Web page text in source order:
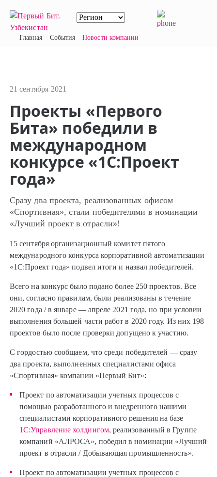
Главная События Новости компании
21 сентября 2021
Проекты «Первого
Бита» победили в
международном
конкурсе «1С:Проект
года»
Сразу два проекта, реализованных офисом
«Спортивная», стали победителями в номинации
«Лучший проект в отрасли»!
15 сентября организационный комитет пятого
международного конкурса корпоративной автоматизации
«1C:Проект года» подвел итоги и назвал победителей.
Всего на конкурс было подано более 250 проектов. Все
они, согласно правилам, были реализованы в течение
2020 года / в январе — апреле 2021 года, но при условии
выполнения большей части работ в 2020 году. Из них 198
проектов было после проверки допущено к участию.
С гордостью сообщаем, что среди победителей — сразу
два проекта, выполненных специалистами офиса
«Спортивная» компании «Первый Бит»:
Проект по автоматизации учетных процессов с
помощью разработанного и внедренного нашими
специалистами корпоративного решения на базе
1С:Управление холдингом, реализованный в Группе
компаний «АЛРОСА», победил в номинации «Лучший
проект в отрасли / Добывающая промышленность».
Проект по автоматизации учетных процессов с